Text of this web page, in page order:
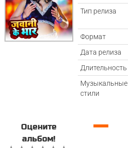
Тип релиза
Формат
Дата релиза
Длительность
Музыкальные
стили
Оцените
альбом!
—